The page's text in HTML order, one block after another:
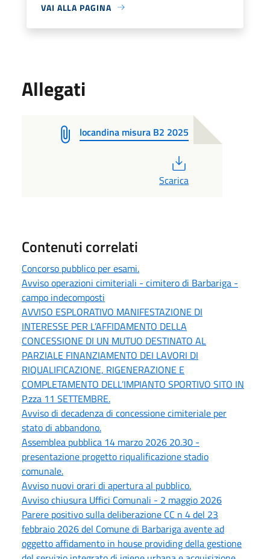
VAI ALLA PAGINA
Allegati
locandina misura B2 2025
Scarica
Contenuti correlati
Concorso pubblico per esami.
Avviso operazioni cimiteriali - cimitero di Barbariga -
campo indecomposti
AVVISO ESPLORATIVO MANIFESTAZIONE DI
INTERESSE PER L’AFFIDAMENTO DELLA
CONCESSIONE DI UN MUTUO DESTINATO AL
PARZIALE FINANZIAMENTO DEI LAVORI DI
RIQUALIFICAZIONE, RIGENERAZIONE E
COMPLETAMENTO DELL’IMPIANTO SPORTIVO SITO IN
P.zza 11 SETTEMBRE.
Avviso di decadenza di concessione cimiteriale per
stato di abbandono.
Assemblea pubblica 14 marzo 2026 20.30 -
presentazione progetto riqualificazione stadio
comunale.
Avviso nuovi orari di apertura al pubblico.
Avviso chiusura Uffici Comunali - 2 maggio 2026
Parere positivo sulla deliberazione CC n 4 del 23
febbraio 2026 del Comune di Barbariga avente ad
oggetto affidamento in house providing della gestione